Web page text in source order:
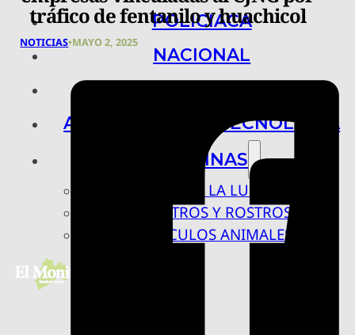
POLICIACA
NACIONAL
ARTE, CIENCIA Y TECNOLOGÍA
COLUMNAS
BAJO LA LUPA
RASTROS Y ROSTROS
VÍNCULOS ANIMALES
tráfico de fentanilo y huachicol
NOTICIAS•MAYO 2, 2025